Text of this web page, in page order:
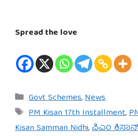
Spread the love
Categories
Govt Schemes,News
Tags
PM Kisan 17th Installment,
Kisan Samman Nidhi,ಪಿಎಂ